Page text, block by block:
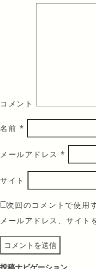
コメント
名前 *
メールアドレス *
サイト
次回のコメントで使用
メールアドレス、サイト
投稿ナビゲーション